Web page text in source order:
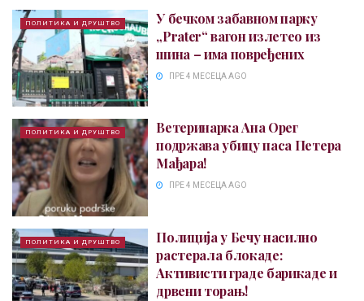
ПОЛИТИКА И ДРУШТВО
У бечком забавном парку
„Prater“ вагон излетео из
шина – има повређених
ПРЕ 4 МЕСЕЦА AGO
ПОЛИТИКА И ДРУШТВО
Ветеринарка Ана Орег
подржава убицу паса Петера
Мађара!
ПРЕ 4 МЕСЕЦА AGO
ПОЛИТИКА И ДРУШТВО
Полиција у Бечу насилно
растерала блокаде:
Активисти граде барикаде и
дрвени торањ!